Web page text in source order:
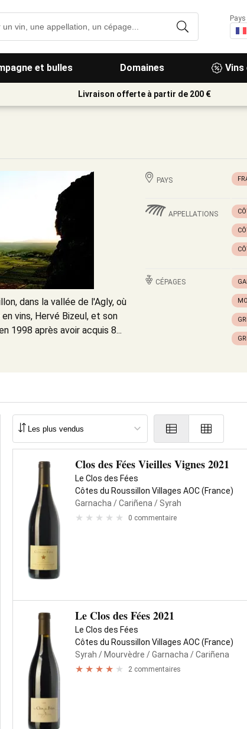
et bulles Domaines Vins
Livraison offerte à partir de 200 €
dans la vallée de l'Agly, où
vins, Hervé Bizeul, et son
1998 après avoir acquis 8...
PAYS
APPELLATIONS
CÉPAGES
Clos des Fées Vieilles Vignes 2021
Le Clos des Fées
Côtes du Roussillon Villages AOC (France)
Garnacha / Cariñena / Syrah
0 commentaire
Le Clos des Fées 2021
Le Clos des Fées
Côtes du Roussillon Villages AOC (France)
Syrah / Mourvèdre / Garnacha / Cariñena
2 commentaires